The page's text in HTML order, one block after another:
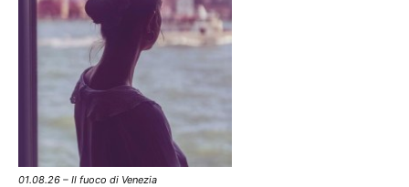
01.08.26 – Il fuoco di Venezia